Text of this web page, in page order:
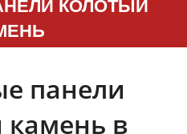
КОЛОТЫЙ
панели
в